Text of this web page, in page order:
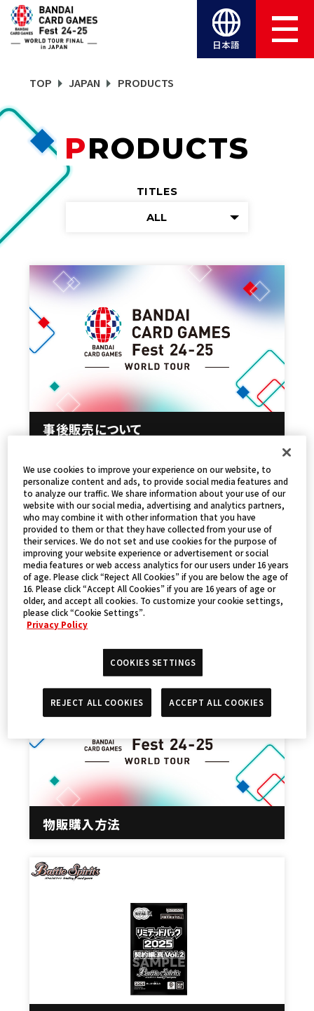
日本語
TOP JAPAN PRODUCTS
PRODUCTS
TITLES
ALL
事後販売について
ブース物販ラインナップ
物販購入方法
We use cookies to improve your experience on our website, to
personalize content and ads, to provide social media features and
to analyze our traffic. We share information about your use of our
website with our social media, advertising and analytics partners,
who may combine it with other information that you have
provided to them or that they have collected from your use of
their services. We do not set and use cookies for the purpose of
improving your website experience or advertisement or social
media features or web access analytics for our users under 16 years
of age. Please click “Reject All Cookies” if you are below the age of
16. Please click “Accept All Cookies” if you are 16 years of age or
older, and accept all cookies. To customize your cookie settings,
please click “Cookie Settings”.
Privacy Policy
COOKIES SETTINGS
REJECT ALL COOKIES ACCEPT ALL COOKIES